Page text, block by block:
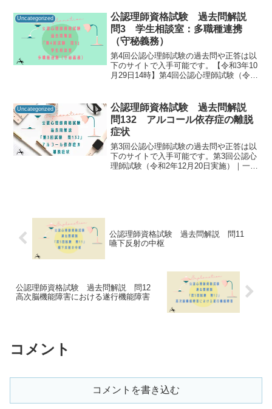
ることで「自分に必要な知識は何か」を
知るための手が...
Uncategorized
公認理師資格試験 過去問解説
問3 学生相談室：多職種連携
（守秘義務）
第4回公認心理師試験の過去問や正答は以
下のサイトで入手可能です。【令和3年10
月29日14時】第4回公認心理師試験（令和
ンター 公認心理試験公認心理師資格試験
の過去...
Uncategorized
公認理師資格試験 過去問解説
問132 アルコール依存症の離脱
症状
第3回公認心理師試験の過去問や正答は以
下のサイトで入手可能です。第3回公認心
理師試験（令和2年12月20日実施）｜一般
公認理師資格試験 過去問解説 問11
嚥下反射の中枢
公認理師資格試験 過去問解説 問12
高次脳機能障害における遂行機能障害
コメント
コメントを書き込む